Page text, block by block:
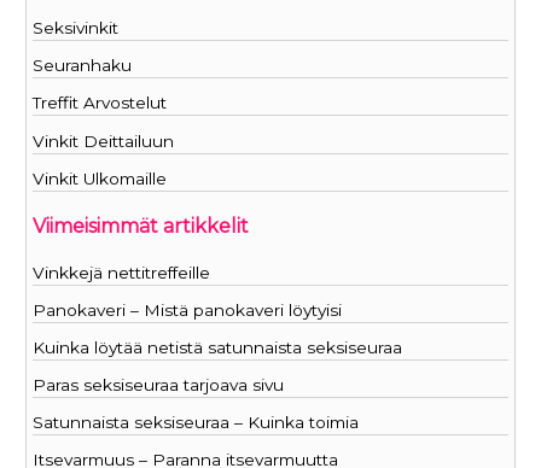
Seksivinkit
Seuranhaku
Treffit Arvostelut
Vinkit Deittailuun
Vinkit Ulkomaille
Viimeisimmät artikkelit
Vinkkejä nettitreffeille
Panokaveri – Mistä panokaveri löytyisi
Kuinka löytää netistä satunnaista seksiseuraa
Paras seksiseuraa tarjoava sivu
Satunnaista seksiseuraa – Kuinka toimia
Itsevarmuus – Paranna itsevarmuutta